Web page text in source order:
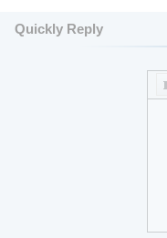
Quickly Reply